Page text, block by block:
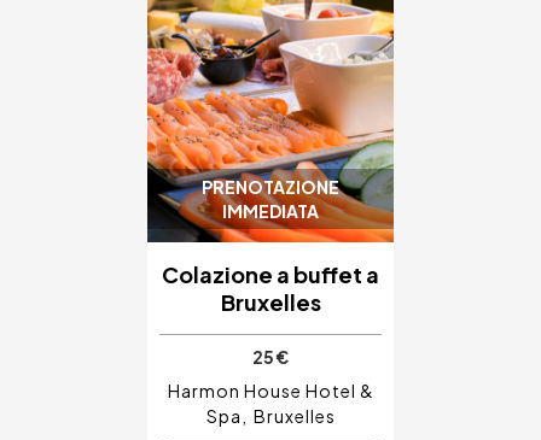
PRENOTAZIONE
IMMEDIATA
Colazione a buffet a
Bruxelles
25 €
Harmon House Hotel &
Spa
Bruxelles